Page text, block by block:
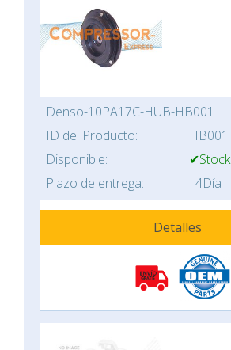
Denso-10PA17C-HUB-HB001
ID del Producto:
HB001
Disponible:
✔Stock
Plazo de entrega:
4Día
Detalles